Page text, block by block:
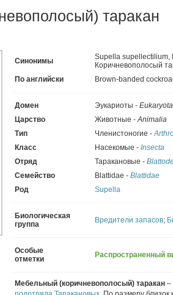
таракан
Синонимы Supella supellectilium,
Коричневополосый
По английски
Brown-banded
Домен Эукариоты - Eukaryota
Царство
Животные -Animalia
Тип
Членистоногие -
Класс
Насекомые - Insecta
Отряд
Таракановые -
Семейство
Blattidae - Blattidae
Род
Supella
Биологическая
группа
Вредители запасов;
Особые
отметки
Распространенный
Мебельный (коричневополосый) таракан –